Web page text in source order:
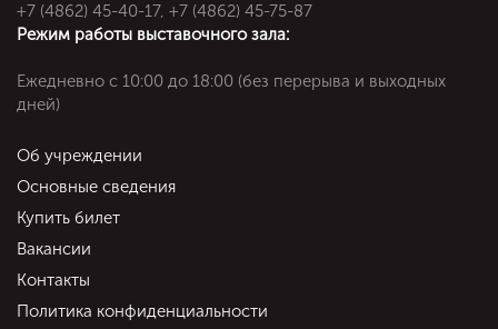
+7 (4862) 45-40-17, +7 (4862) 45-75-87
Режим работы выставочного зала:
Ежедневно c 10:00 до 18:00 (без перерыва и выходных
дней)
Об учреждении
Основные сведения
Купить билет
Вакансии
Контакты
Политика конфиденциальности